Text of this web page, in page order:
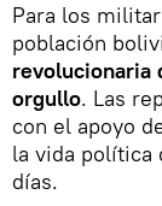
Para los
población
revolucionaria
orgullo. Las
con el apoyo
la vida política
días.